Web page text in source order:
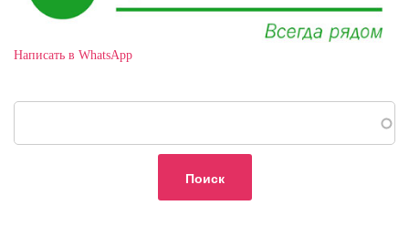
Написать в WhatsApp